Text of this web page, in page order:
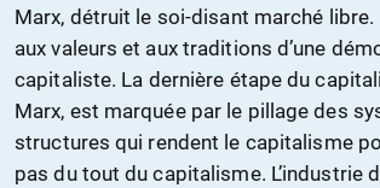
Marx, détruit le soi-disant marché
aux valeurs et aux traditions d’une
capitaliste. La dernière étape du
Marx, est marquée par le pillage des
structures qui rendent le capitalisme
pas du tout du capitalisme. L’industrie